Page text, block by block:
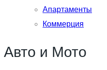
Апартаменты
Коммерция
Авто и Мото